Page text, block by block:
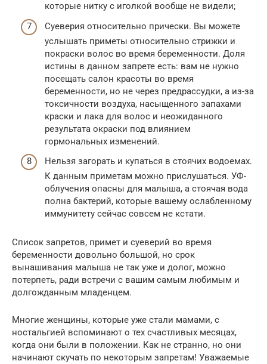
которые нитку с иголкой вообще не видели;
Суеверия относительно прически. Вы можете
услышать приметы относительно стрижки и
покраски волос во время беременности. Доля
истины в данном запрете есть: вам не нужно
посещать салон красоты во время
беременности, но не через предрассудки, а из-за
токсичности воздуха, насыщенного запахами
краски и лака для волос и неожиданного
результата окраски под влиянием
гормональных изменений.
Нельзя загорать и купаться в стоячих водоемах.
К данным приметам можно прислушаться. УФ-
облучения опасны для малыша, а стоячая вода
полна бактерий, которые вашему ослабленному
иммунитету сейчас совсем не кстати.
Список запретов, примет и суеверий во время
беременности довольно большой, но срок
вынашивания малыша не так уже и долог, можно
потерпеть, ради встречи с вашим самым любимым и
долгожданным младенцем.
Многие женщины, которые уже стали мамами, с
ностальгией вспоминают о тех счастливых месяцах,
когда они были в положении. Как не странно, но они
начинают скучать по некоторым запретам! Уважаемые